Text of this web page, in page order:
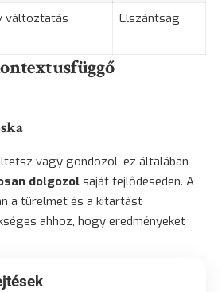
változtatás Elszántság
vagy gondozol, ez általában
dolgozolsaját fejlődéseden. A
a türelmet és a kitartást
ahhoz, hogy eredményeket